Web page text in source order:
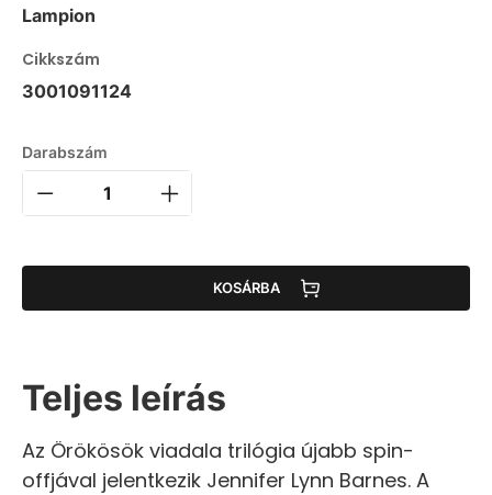
Lampion
Cikkszám
3001091124
Darabszám
KOSÁRBA
Teljes leírás
Az Örökösök viadala trilógia újabb spin-
offjával jelentkezik Jennifer Lynn Barnes. A